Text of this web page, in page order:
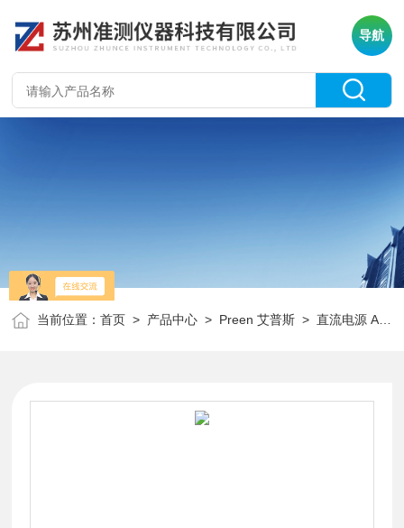
导航
当前位置：首页 > 产品中心 > Preen 艾普斯 >直流电源 ADG系列